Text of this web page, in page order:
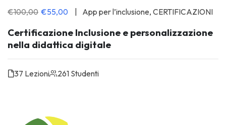
€100,00 €55,00 App per l’inclusione, CERTIFICAZIONI
Certificazione Inclusione e personalizzazione
nella didattica digitale
37 Lezioni 261 Studenti